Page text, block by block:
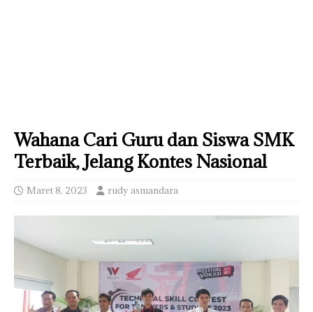
Wahana Cari Guru dan Siswa SMK
Terbaik, Jelang Kontes Nasional
Maret 8, 2023 rudy asmandara